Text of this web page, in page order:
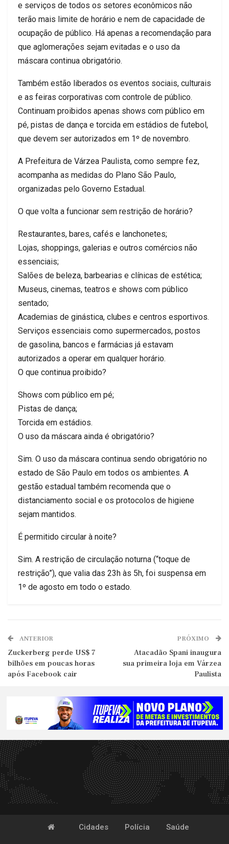
e serviços de todos os setores econômicos não
terão mais limite de horário e nem de capacidade de
ocupação de público. Há apenas a recomendação para
que aglomerações sejam evitadas e o uso da
máscara continua obrigatório.
Também estão liberados os eventos sociais, culturais
e as feiras corporativas com controle de público.
Continuam proibidos apenas shows com público em
pé, pistas de dança e torcida em estádios de futebol,
que devem ser autorizados em 1º de novembro.
A Prefeitura de Várzea Paulista, como sempre fez,
acompanha as medidas do Plano São Paulo,
organizadas pelo Governo Estadual.
O que volta a funcionar sem restrição de horário?
Restaurantes, bares, cafés e lanchonetes;
Lojas, shoppings, galerias e outros comércios não
essenciais;
Salões de beleza, barbearias e clínicas de estética;
Museus, cinemas, teatros e shows com público
sentado;
Academias de ginástica, clubes e centros esportivos.
Serviços essenciais como supermercados, postos
de gasolina, bancos e farmácias já estavam
autorizados a operar em qualquer horário.
O que continua proibido?
Shows com público em pé;
Pistas de dança;
Torcida em estádios.
O uso da máscara ainda é obrigatório?
Sim. O uso da máscara continua sendo obrigatório no
estado de São Paulo em todos os ambientes. A
gestão estadual também recomenda que o
distanciamento social e os protocolos de higiene
sejam mantidos.
É permitido circular à noite?
Sim. A restrição de circulação noturna (“toque de
restrição”), que valia das 23h às 5h, foi suspensa em
1º de agosto em todo o estado.
ANTERIOR
Zuckerberg perde US$ 7
bilhões em poucas horas
após Facebook cair
PRÓXIMO
Atacadão Spani inaugura
sua primeira loja em Várzea
Paulista
Cidades Polícia Saúde